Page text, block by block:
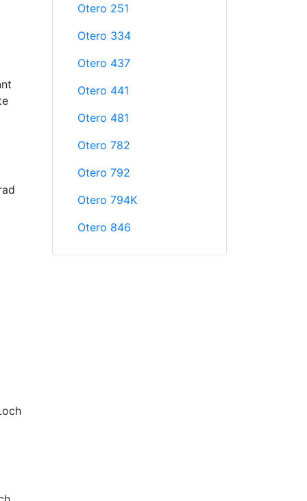
Otero 251
Otero 334
Otero 437
Otero 441
Otero 481
Otero 782
Otero 792
Otero 794K
Otero 846